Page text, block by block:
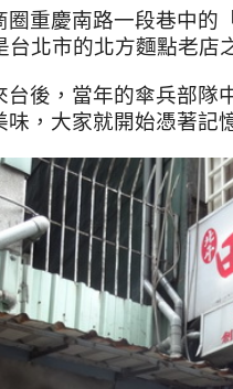
圈重慶南路一段巷中的
台北市的北方麵點老店
台後，當年的傘兵部隊
味，大家就開始憑著記